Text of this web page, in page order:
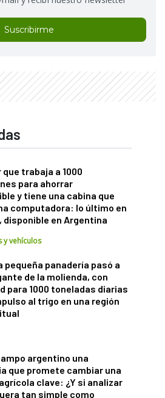
Suscribirme
trabaja a 1000
para ahorrar
y tiene una cabina que
computadora: lo último en
disponible en Argentina
y vehículos
pequeña panadería pasó a
de la molienda, con
para 1000 toneladas diarias
al trigo en una región
argentino una
que promete cambiar una
clave: ¿Y si analizar
tan simple como